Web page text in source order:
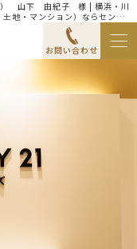
） 山下 由紀子 様 | 横浜・川
地・マンション）ならセンチ
お問い合わせ